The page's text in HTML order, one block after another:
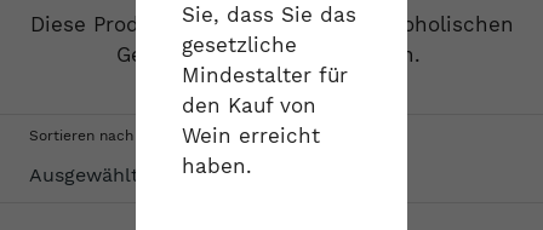
Sie, dass Sie das
gesetzliche
Mindestalter für
den Kauf von
Wein erreicht
haben.
m
m
Diese Produktgruppe vereint alle alkoholischen
Getränke, die schön prickeln.
Sortieren nach